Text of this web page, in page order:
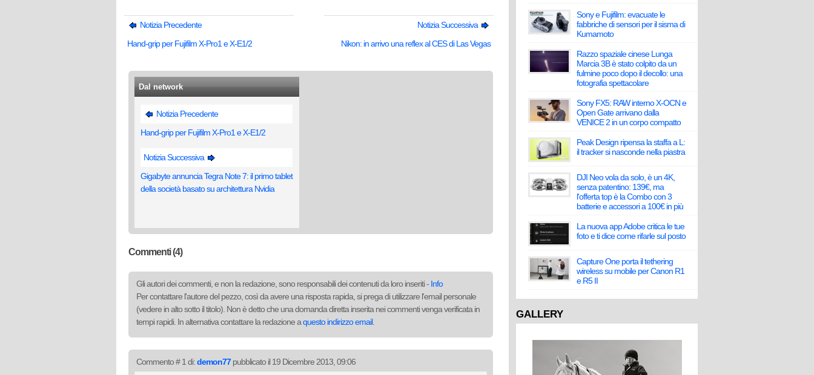
Notizia Precedente
Hand-grip per Fujifilm X-Pro1 e X-E1/2
Notizia Successiva
Nikon: in arrivo una reflex al CES di Las Vegas
Dal network
Notizia Precedente
Hand-grip per Fujifilm X-Pro1 e X-E1/2
Notizia Successiva
Gigabyte annuncia Tegra Note 7: il primo tablet
della società basato su architettura Nvidia
Commenti (4)
Gli autori dei commenti, e non la redazione, sono responsabili dei contenuti da loro inseriti - Info
Per contattare l'autore del pezzo, così da avere una risposta rapida, si prega di utilizzare l'email personale
(vedere in alto sotto il titolo). Non è detto che una domanda diretta inserita nei commenti venga verificata in
tempi rapidi. In alternativa contattare la redazione aquesto indirizzo email.
Commento # 1 di:demon77pubblicato il 19 Dicembre 2013, 09:06
Sony e Fujifilm: evacuate le
fabbriche di sensori per il sisma di
Kumamoto
Razzo spaziale cinese Lunga
Marcia 3B è stato colpito da un
fulmine poco dopo il decollo: una
fotografia spettacolare
Sony FX5: RAW interno X-OCN e
Open Gate arrivano dalla
VENICE 2 in un corpo compatto
Peak Design ripensa la staffa a L:
il tracker si nasconde nella piastra
DJI Neo vola da solo, è un 4K,
senza patentino: 139€, ma
l'offerta top è la Combo con 3
batterie e accessori a 100€ in più
La nuova app Adobe critica le tue
foto e ti dice come rifarle sul posto
Capture One porta il tethering
wireless su mobile per Canon R1
e R5 II
GALLERY